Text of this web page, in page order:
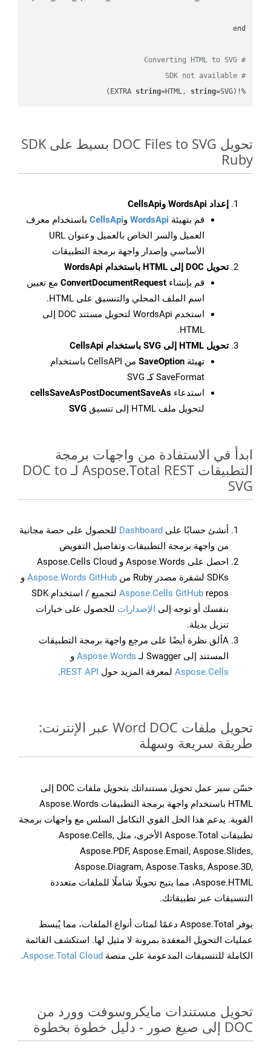
# Converting HTML to SVG
# SDK not available
%!(EXTRA
string=HTML, string=SVG)
تحويل DOC Files to SVG بسيط على SDK
Ruby
إعداد WordsApi وCellsApi
قم بتهيئة WordsApi وCellsApi باستخدام معرف
العميل والسر الخاص بالعميل وعنوان URL
الأساسي وإصدار واجهة برمجة التطبيقات
تحويل DOC إلى HTML باستخدام WordsApi
قم بإنشاء ConvertDocumentRequest مع تعيين
اسم الملف المحلي والتنسيق على HTML.
استخدم WordsApi لتحويل مستند DOC إلى
HTML.
تحويل HTML إلى SVG باستخدام CellsApi
تهيئة SaveOption
من CellsAPI باستخدام
SaveFormat كـ SVG
استدعاء cellsSaveAsPostDocumentSaveAs
لتحويل ملف HTML إلى تنسيق
SVG
ابدأ في الاستفادة من واجهات برمجة
التطبيقات Aspose.Total REST لـ DOC to
SVG
أنشئ حسابًا على Dashboard للحصول على حصة مجانية
من واجهة برمجة التطبيقات وتفاصيل التفويض
احصل على Aspose.Words و Aspose.Cells Cloud
SDKs لشفرة مصدر Ruby من
Aspose.Words GitHub و
Aspose.Cells GitHub
repos لتجميع / استخدام SDK
بنفسك أو توجه إلى الإصدارات للحصول على خيارات
تنزيل بديلة.
Aألق نظرة أيضًا على مرجع واجهة برمجة التطبيقات
المستند إلى Swagger لـ
Aspose.Words و
Aspose.Cells لمعرفة المزيد حول REST API
.
تحويل ملفات Word DOC عبر الإنترنت:
طريقة سريعة وسهلة
حسّن سير عمل تحويل مستنداتك بتحويل ملفات DOC إلى
HTML باستخدام واجهة برمجة التطبيقات Aspose.Words
القوية. يدعم هذا الحل القوي التكامل السلس مع واجهات برمجة
تطبيقات Aspose.Total الأخرى، مثل Aspose.Cells,
Aspose.PDF, Aspose.Email, Aspose.Slides,
Aspose.Diagram, Aspose.Tasks, Aspose.3D,
Aspose.HTML، مما يتيح تحويلًا شاملًا للملفات متعددة
التنسيقات عبر تطبيقاتك.
يوفر Aspose.Total دعمًا لمئات أنواع الملفات، مما يُبسط
عمليات التحويل المعقدة بمرونة لا مثيل لها. استكشف القائمة
الكاملة للتنسيقات المدعومة على منصة Aspose.Total Cloud
.
تحويل مستندات مايكروسوفت وورد من
DOC إلى صيغ صور - دليل خطوة بخطوة